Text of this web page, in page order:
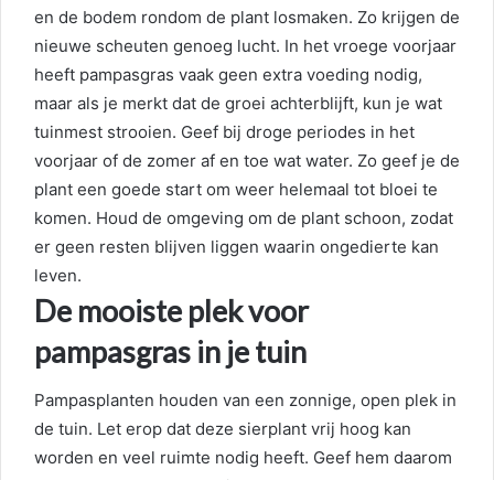
en de bodem rondom de plant losmaken. Zo krijgen de
nieuwe scheuten genoeg lucht. In het vroege voorjaar
heeft pampasgras vaak geen extra voeding nodig,
maar als je merkt dat de groei achterblijft, kun je wat
tuinmest strooien. Geef bij droge periodes in het
voorjaar of de zomer af en toe wat water. Zo geef je de
plant een goede start om weer helemaal tot bloei te
komen. Houd de omgeving om de plant schoon, zodat
er geen resten blijven liggen waarin ongedierte kan
leven.
De mooiste plek voor
pampasgras in je tuin
Pampasplanten houden van een zonnige, open plek in
de tuin. Let erop dat deze sierplant vrij hoog kan
worden en veel ruimte nodig heeft. Geef hem daarom